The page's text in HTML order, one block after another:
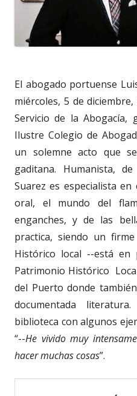
El abogado portuense
miércoles, 5 de
Servicio de la
Ilustre Colegio de
un solemne acto que
gaditana. Humanista,
Suarez es especialista
oral, el mundo del
enganches, y de las
practica, siendo un
Histórico local --está en
Patrimonio Histórico
del Puerto donde
documentada
biblioteca con algunos
“--He vivido muy
hacer muchas cosas”.